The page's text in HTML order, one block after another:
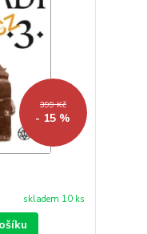
399 Kč
- 15 %
skladem 10 ks